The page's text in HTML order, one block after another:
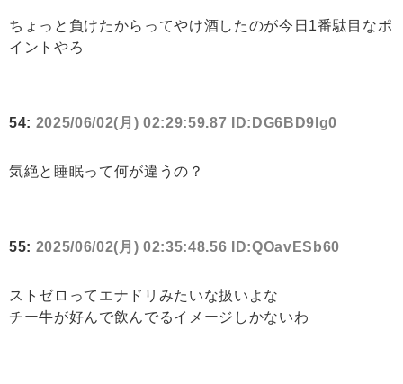
ちょっと負けたからってやけ酒したのが今日1番駄目なポ
イントやろ
54: 2025/06/02(月) 02:29:59.87 ID:DG6BD9lg0
気絶と睡眠って何が違うの？
55: 2025/06/02(月) 02:35:48.56 ID:QOavESb60
ストゼロってエナドリみたいな扱いよな
チー牛が好んで飲んでるイメージしかないわ